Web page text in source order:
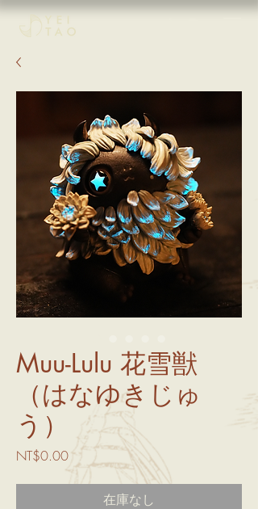
Muu-Lulu 花雪獣
（はなゆきじゅ
う）
NT$0.00価
格
在庫なし